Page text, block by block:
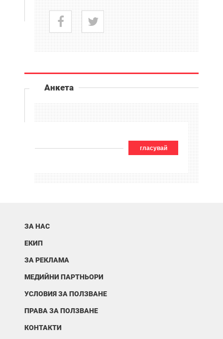
Анкета
гласувай
ЗА НАС
ЕКИП
ЗА РЕКЛАМА
МЕДИЙНИ ПАРТНЬОРИ
УСЛОВИЯ ЗА ПОЛЗВАНЕ
ПРАВА ЗА ПОЛЗВАНЕ
КОНТАКТИ